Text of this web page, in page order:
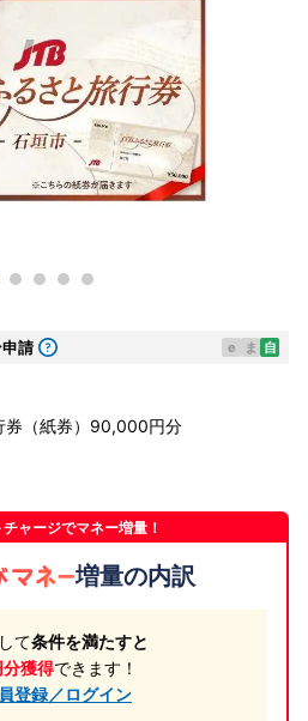
請 e ま 自
券（紙券）90,000円分
ャージでマネー増量！
増量の内訳
て条件を満たすと
獲得できます！
登録／ログイン